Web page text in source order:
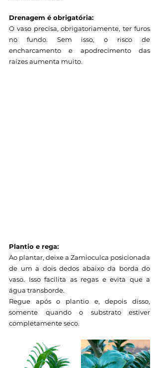
Drenagem é obrigatória:
O vaso precisa, obrigatoriamente, ter furos
no fundo. Sem isso, o risco de
encharcamento e apodrecimento das
raízes aumenta muito.
Plantio e rega:
Ao plantar, deixe a Zamioculca posicionada
de um a dois dedos abaixo da borda do
vaso. Isso facilita as regas e evita que a
água transborde.
Regue após o plantio e, depois disso,
somente quando o substrato estiver
completamente seco.